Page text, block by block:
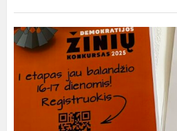
Lietuvos
Respublikos
kanceliarijos
organizuota